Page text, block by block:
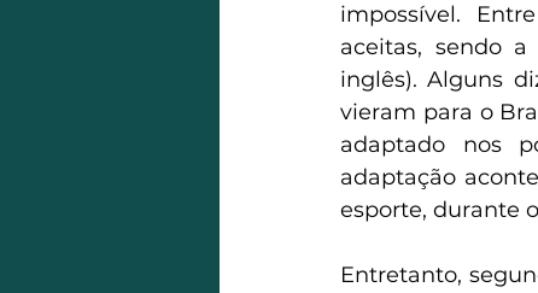
impossível.
aceitas, sendo
inglês). Alguns
vieram para o
adaptado nos
adaptação
esporte, durante
Entretanto,